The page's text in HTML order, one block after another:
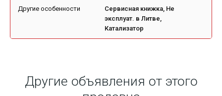
Другие особенности
Сервисная книжка, Не
эксплуат. в Литве,
Катализатор
Другие объявления от этого